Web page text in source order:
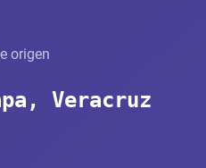
origen
Veracruz